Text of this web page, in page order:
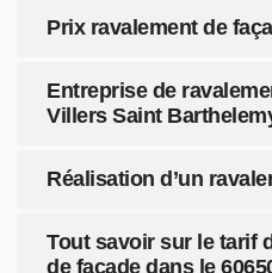
Prix ravalement de
Entreprise de
Villers Saint
Réalisation d’un
Tout savoir sur le tarif
de façade dans le